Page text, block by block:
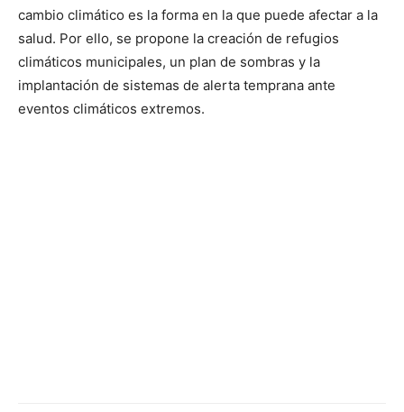
cambio climático es la forma en la que puede afectar a la
salud. Por ello, se propone la creación de refugios
climáticos municipales, un plan de sombras y la
implantación de sistemas de alerta temprana ante
eventos climáticos extremos.